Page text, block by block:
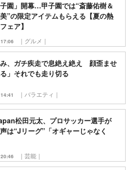
子園」開幕…甲子園では“斎藤佑樹＆
”の限定アイテムもらえる【夏の熱
ェア】
｜グルメ｜
、ガチ疾走で息絶え絶え 顔歪ませ
る」それでも走り切る
｜バラエティ｜
松田元太、プロサッカー選手が
は“Jリーグ”「オギャーじゃなく
｜芸能｜